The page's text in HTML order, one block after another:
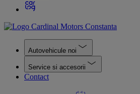
Autovehicule noi
Service si accesorii
Contact